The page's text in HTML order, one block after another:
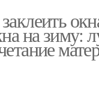
на зиму: